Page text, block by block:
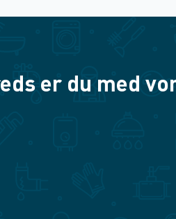
er du med